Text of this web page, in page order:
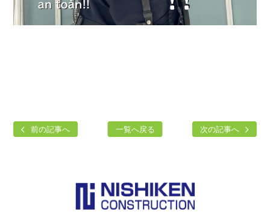
前の記事へ 一覧へ戻る 次の記事へ